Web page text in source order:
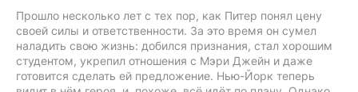
Прошло несколько лет с тех пор, как Питер понял цену
своей силы и ответственности. За это время он сумел
наладить свою жизнь: добился признания, стал хорошим
студентом, укрепил отношения с Мэри Джейн и даже
готовится сделать ей предложение. Нью-Йорк теперь